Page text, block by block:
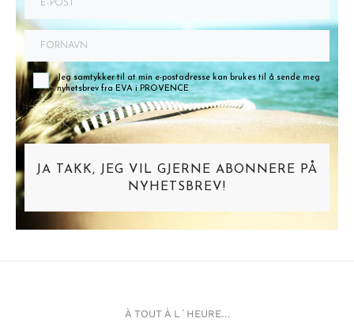
Jeg samtykker til at min e-postadresse kan brukes til å sende meg
nyhetsbrev fra EVA i PROVENCE
JA TAKK, JEG VIL GJERNE ABONNERE PÅ
NYHETSBREV!
À TOUT À L´HEURE…